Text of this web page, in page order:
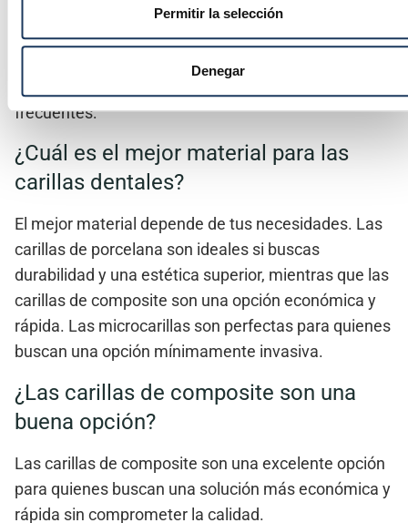
Permitir la selección
Denegar
adecuado y entender los detalles del proceso de
adhesión puede generar muchas dudas.
frecuentes:
¿Cuál es el mejor material para las
carillas dentales?
El mejor material depende de tus necesidades. Las
carillas de porcelana son ideales si buscas
durabilidad y una estética superior, mientras que las
carillas de composite son una opción económica y
rápida. Las microcarillas son perfectas para quienes
buscan una opción mínimamente invasiva.
¿Las carillas de composite son una
buena opción?
Lascarillas de composite son una excelente opción
para quienes buscan una solución más económica y
rápida sin comprometer la calidad.